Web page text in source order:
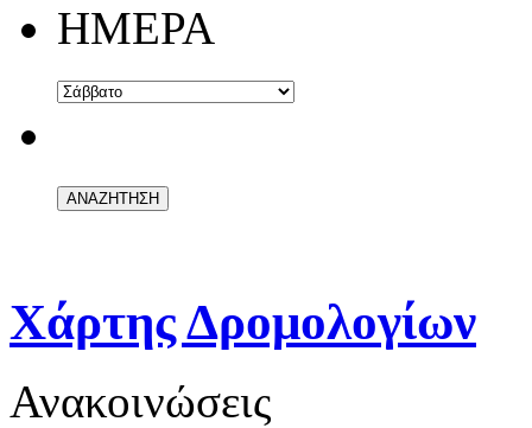
ΗΜΕΡΑ
Χάρτης Δρομολογίων
Ανακοινώσεις